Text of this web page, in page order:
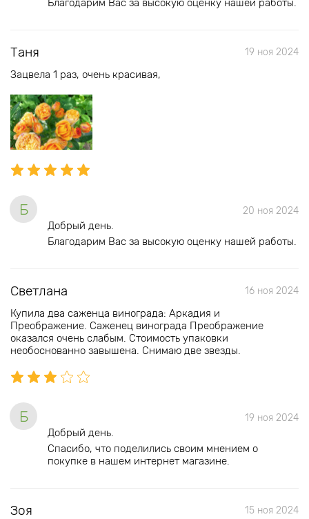
Благодарим Вас за высокую оценку нашей работы.
Таня 19 ноя 2024
Зацвела 1 раз, очень красивая,
Б 20 ноя 2024
Добрый день.
Благодарим Вас за высокую оценку нашей работы.
Светлана 16 ноя 2024
Купила два саженца винограда: Аркадия и
Преображение. Саженец винограда Преображение
оказался очень слабым. Стоимость упаковки
необоснованно завышена. Снимаю две звезды.
Б 19 ноя 2024
Добрый день.
Спасибо, что поделились своим мнением о
покупке в нашем интернет магазине.
Зоя 15 ноя 2024